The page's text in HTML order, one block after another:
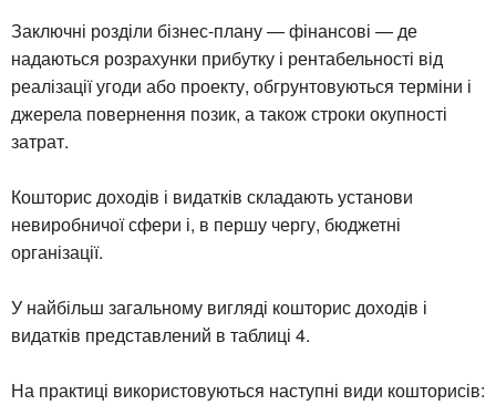
Заключні розділи бізнес-плану — фінансові — де
надаються розрахунки прибутку і рентабельності від
реалізації угоди або проекту, обгрунтовуються терміни і
джерела повернення позик, а також строки окупності
затрат.
Кошторис доходів і видатків складають установи
невиробничої сфери і, в першу чергу, бюджетні
організації.
У найбільш загальному вигляді кошторис доходів і
видатків представлений в таблиці 4.
На практиці використовуються наступні види кошторисів: